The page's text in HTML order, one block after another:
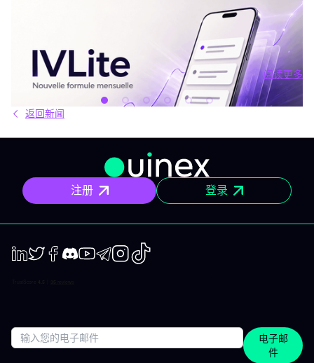
IVLite：IVT精华通知，每月仅29欧元 清晰的计划、市场简报和回
顾，直接送达您的手机与电脑，仅此而已。 问题不在于信息匮乏，
而是过剩。每天都有数十种分析、相互矛盾的观点和信号交织在市
场中。结果就是：你推迟，把事情留到“以后”，最后只能被动应对市
场，而不是主动掌控。 IVLite正是基于这个现象而诞生的。每月
29€，只为你提供一件事：IVT的核心内容通知。 IVLite究竟是什
么？ IVLite即IVT通知的访问权，仅此而已。 具体来说，你会在手机
和电脑上收到IVT教练们制作的清晰计划、短期及中期简报和市场回
信息流，无需额外的动态，不会有无关填充内容。 专为积极投资、
但有正职工作、有生活，无法整天盯着屏幕的人设计。 你将获得哪
些内容？ 精确的市场信息 清晰的情景与关键位，一目了然。你会明
确聚焦要点，不会分心。 明确的计划 预设了操作框架：关注区域、
预期情景与失效点。你不是临场才应付市场，而是有备而来。 短中
期简报 市场波动时，我们抓住波动性；趋势确定时，我们有系统地
流与真实投资者行为。不是猜测，也不是市井杂音。 IVLite的一天
举个例子，一天的节奏大致如下： 07:45 晨间简报 开盘前设定今日
基调。 09:12 今日计划，CAC 40 明确关注点、操作情景、失效
点。 14:30 中期简报，黄金 趋势形成时，科学跟随。 22:05 市场回
医疗 加密货币：BTC、ETH、SOL和山寨币 大宗商品：黄金、原
油、白银 ETF：SPY、QQQ、MSCI World 免费、IVLite、VIP：如
何定位？ IVLite特意定位于免费账户与VIP之间。如果你想获取实用
阅读更多
阅读
返回新闻
注册 登录
Telegram
Instagram
电子邮
件